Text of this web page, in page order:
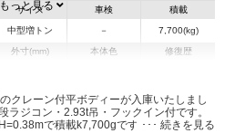
サイズ
中型増トン
車検
－
積載
7,700(kg)
外寸(mm)
H:2,990
本体色 修復歴
装備情報
もっと見る
クレーン付平ボディーが入庫いたしまし
ラジコン・2.93t吊・フックイン付です。
で積載k7,700gです。 あおりはア